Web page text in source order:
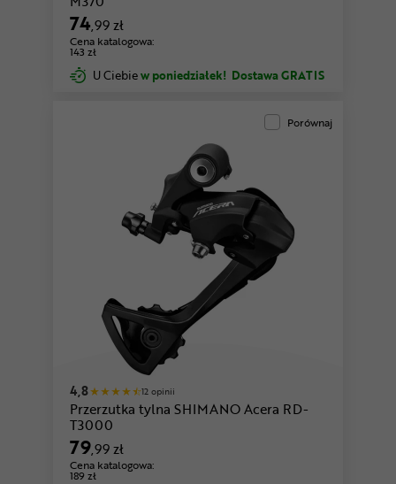
74,99 zł
Cena katalogowa:
143 zł
U Ciebiew poniedziałek! Dostawa GRATIS
Porównaj
4,8 12 opinii
Przerzutka tylna SHIMANO Acera RD-
T3000
79,99 zł
Cena katalogowa:
189 zł